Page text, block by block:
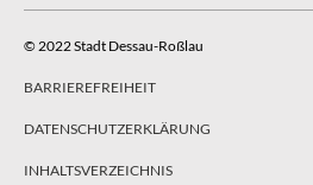
© 2022 Stadt Dessau-Roßlau
BARRIEREFREIHEIT
DATENSCHUTZERKLÄRUNG
INHALTSVERZEICHNIS